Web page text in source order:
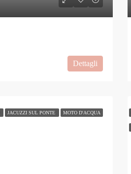
Dettagli
JACUZZI SUL PONTE MOTO D'ACQUA